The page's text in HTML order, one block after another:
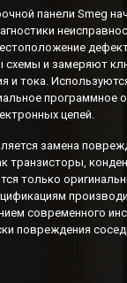
панели Smeg
схемы и замеряют
и тока.
программное
цепей.
замена
транзисторы,
только
современного
повреждения